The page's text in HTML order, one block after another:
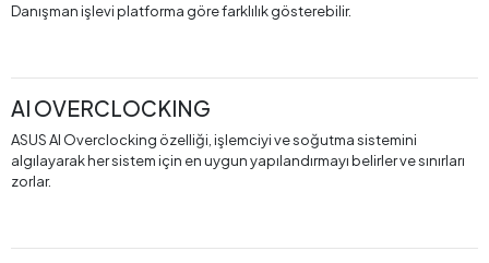
Danışman işlevi platforma göre farklılık gösterebilir.
AI OVERCLOCKING
ASUS AI Overclocking özelliği, işlemciyi ve soğutma sistemini
algılayarak her sistem için en uygun yapılandırmayı belirler ve sınırları
zorlar.